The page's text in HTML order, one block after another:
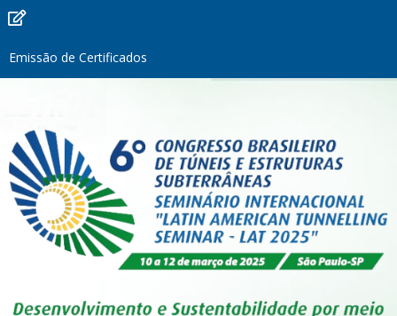
Emissão de Certificados